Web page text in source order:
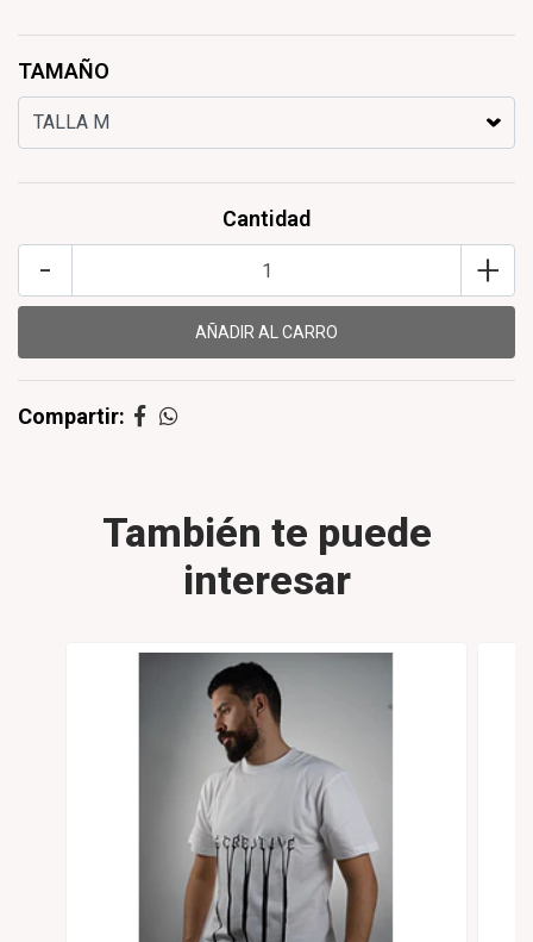
TAMAÑO
Cantidad
+
-
Compartir:
También te puede
interesar